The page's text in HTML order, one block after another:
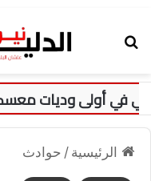
أولى وديات معسكر
الرئيسية / حوادث